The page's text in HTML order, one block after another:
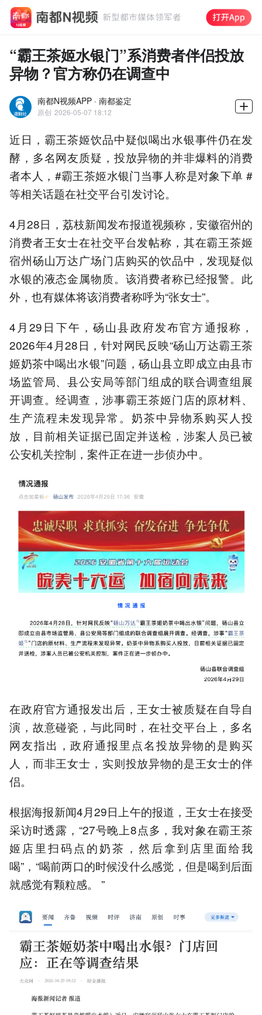
“霸王茶姬水银门”系消费者伴侣投放
异物？官方称仍在调查中
南都N视频APP · 南都鉴定
原创 2026-05-07 18:12
近日，霸王茶姬饮品中疑似喝出水银事件仍在发
酵，多名网友质疑，投放异物的并非爆料的消费
者本人，#霸王茶姬水银门当事人称是对象下单 #
等相关话题在社交平台引发讨论。
4月28日，荔枝新闻发布报道视频称，安徽宿州的
消费者王女士在社交平台发帖称，其在霸王茶姬
宿州砀山万达广场门店购买的饮品中，发现疑似
水银的液态金属物质。该消费者称已经报警。此
外，也有媒体将该消费者称呼为“张女士”。
4月29日下午，砀山县政府发布官方通报称，
2026年4月28日，针对网民反映“砀山万达霸王茶
姬奶茶中喝出水银”问题，砀山县立即成立由县市
场监管局、县公安局等部门组成的联合调查组展
开调查。经调查，涉事霸王茶姬门店的原材料、
生产流程未发现异常。奶茶中异物系购买人投
放，目前相关证据已固定并送检，涉案人员已被
公安机关控制，案件正在进一步侦办中。
在政府官方通报发出后，王女士被质疑在自导自
演，故意碰瓷，与此同时，在社交平台上，多名
网友指出，政府通报里点名投放异物的是购买
人，而非王女士，实则投放异物的是王女士的伴
侣。
根据海报新闻4月29日上午的报道，王女士在接受
采访时透露，“27号晚上8点多，我对象在霸王茶
姬店里扫码点的奶茶，然后拿到店里面给我
喝”，“喝前两口的时候没什么感觉，但是喝到后面
就感觉有颗粒感。 ”